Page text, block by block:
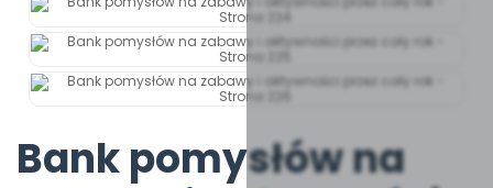
Bank pomysłów na